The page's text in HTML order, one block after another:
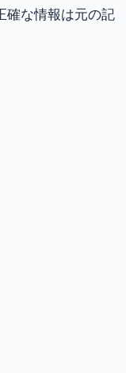
確な情報は元の記